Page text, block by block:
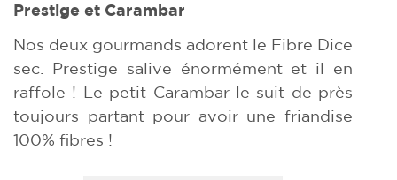
Prestige et Carambar
Nos deux gourmands adorent le Fibre Dice
sec. Prestige salive énormément et il en
raffole ! Le petit Carambar le suit de près
toujours partant pour avoir une friandise
100% fibres !